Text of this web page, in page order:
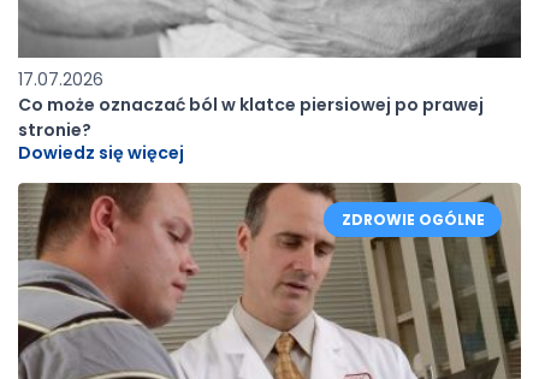
17.07.2026
Co może oznaczać ból w klatce piersiowej po prawej
stronie?
Dowiedz się więcej
ZDROWIE OGÓLNE